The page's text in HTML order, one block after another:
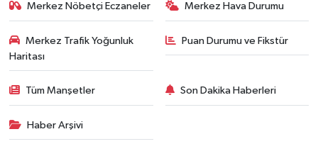
Merkez Nöbetçi Eczaneler Merkez Hava Durumu
Merkez Trafik Yoğunluk
Haritası
Puan Durumu ve Fikstür
Tüm Manşetler Son Dakika Haberleri
Haber Arşivi